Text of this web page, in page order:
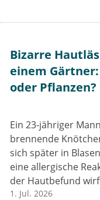
Bizarre
einem
oder Pflanzen?
Ein 23-jähriger
brennende
sich später in
eine allergische
der Hautbefund
1. Jul. 2026